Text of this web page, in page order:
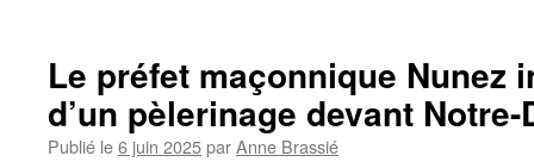
Le préfet maçonnique Nunez
d’un pèlerinage devant
Publié le6 juin 2025parAnne Brassié